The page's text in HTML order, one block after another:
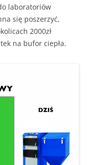
laboratoriów
się poszerzyć,
2000zł
na bufor ciepła.